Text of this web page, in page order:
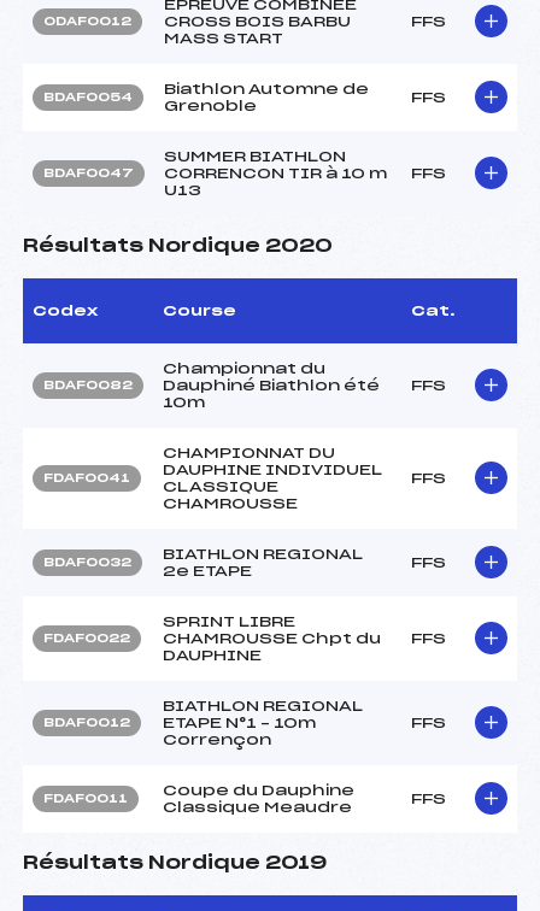
ODAF0012
EPREUVE COMBINEE
CROSS BOIS BARBU
MASS START
FFS
BDAF0054
Biathlon Automne de
Grenoble
FFS
BDAF0047
SUMMER BIATHLON
CORRENCON TIR à 10 m
U13
FFS
Résultats Nordique 2020
Codex Course Cat.
BDAF0082
Championnat du
Dauphiné Biathlon été
10m
FFS
FDAF0041
CHAMPIONNAT DU
DAUPHINE INDIVIDUEL
CLASSIQUE
CHAMROUSSE
FFS
BDAF0032
BIATHLON REGIONAL
2e ETAPE
FFS
FDAF0022
SPRINT LIBRE
CHAMROUSSE Chpt du
DAUPHINE
FFS
BDAF0012
BIATHLON REGIONAL
ETAPE N°1 – 10m
Corrençon
FFS
FDAF0011
Coupe du Dauphine
Classique Meaudre
FFS
Résultats Nordique 2019